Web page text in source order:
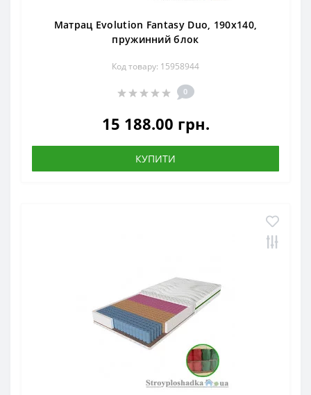
Матрац Evolution Fantasy Duo, 190x140,
пружинний блок
Код товару: 15958944
0
15 188.00 грн.
КУПИТИ